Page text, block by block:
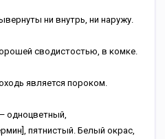
ни внутрь, ни наружу.
сводистостью, в комке.
является пороком.
одноцветный,
пятнистый. Белый окрас,